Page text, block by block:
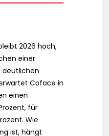
2026 hoch,
einer
deutlichen
Coface in
einen
für
Wie
ist, hängt